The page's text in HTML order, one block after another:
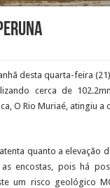
desta quarta-feira
cerca de
O Rio Muriaé, atingiu a
quanto a elevação
encostas, pois há
um risco geológico